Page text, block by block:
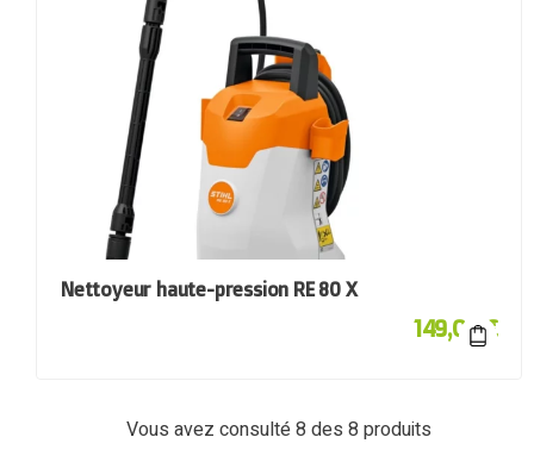
Nettoyeur haute-pression RE 80 X
149,00€
Vous avez consulté8 des 8 produits